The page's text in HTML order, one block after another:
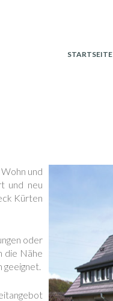
STARTSEITE
und
und neu
Kürten
oder
die Nähe
geeignet.